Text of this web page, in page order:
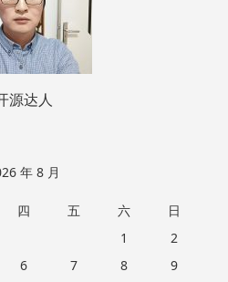
源达人
年 8 月
四 五 六
日
1
2
6 7 8
9